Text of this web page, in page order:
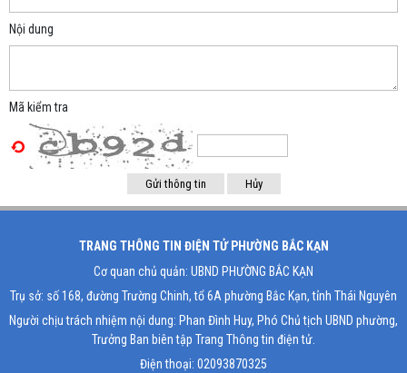
Nội dung
Mã kiểm tra
TRANG THÔNG TIN ĐIỆN TỬ PHƯỜNG BẮC KẠN
Cơ quan chủ quản: UBND PHƯỜNG BẮC KẠN
Trụ sở: số 168, đường Trường Chinh, tổ 6A phường Bắc Kạn, tỉnh Thái Nguyên
Người chịu trách nhiệm nội dung: Phan Đình Huy, Phó Chủ tịch UBND phường,
Trưởng Ban biên tập Trang Thông tin điện tử.
Điện thoại: 02093870325